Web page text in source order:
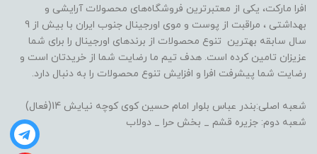
افرا مارکت، یکی از معتبرترین فروشگاه‌های محصولات آرایشی و
بهداشتی ، مراقبت از پوست و موی اورجینال جنوب ایران با بیش از 9
سال سابقه بهترین تنوع محصولات از برندهای اورجینال را برای شما
عزیزان تامین کرده است. هدف تیم ما رضایت شما از خریدتان است و
رضایت شما پیشرفت افرا و افزایش تنوع محصولات را به دنبال دارد.
شعبه اصلی:بندر عباس بلوار امام حسین کوی کوچه نیایش 14(فعال)
شعبه دوم: جزیره قشم _ بخش حرا _ دولاب